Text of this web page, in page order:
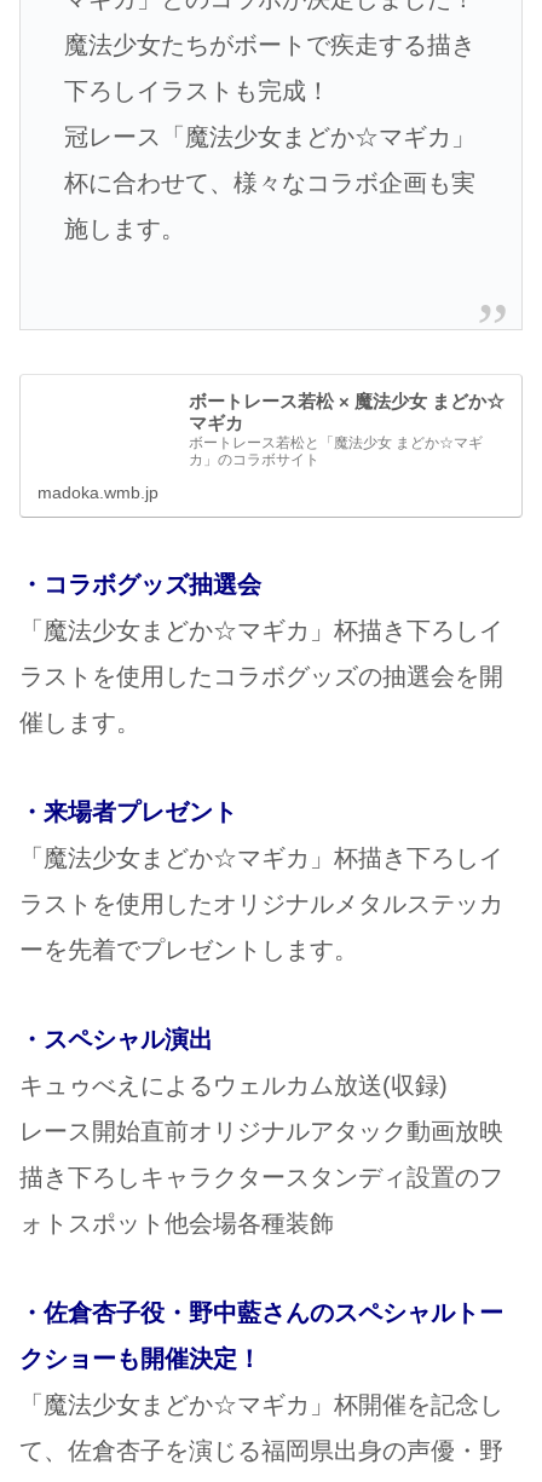
魔法少女たちがボートで疾走する描き
下ろしイラストも完成！
冠レース「魔法少女まどか☆マギカ」
杯に合わせて、様々なコラボ企画も実
施します。
ボートレース若松 × 魔法少女 まどか☆
マギカ
ボートレース若松と「魔法少女 まどか☆マギ
カ」のコラボサイト
madoka.wmb.jp
・コラボグッズ抽選会
「魔法少女まどか☆マギカ」杯描き下ろしイ
ラストを使用したコラボグッズの抽選会を開
催します。
・来場者プレゼント
「魔法少女まどか☆マギカ」杯描き下ろしイ
ラストを使用したオリジナルメタルステッカ
ーを先着でプレゼントします。
・スペシャル演出
キュゥべえによるウェルカム放送(収録)
レース開始直前オリジナルアタック動画放映
描き下ろしキャラクタースタンディ設置のフ
ォトスポット他会場各種装飾
・佐倉杏子役・野中藍さんのスペシャルトー
クショーも開催決定！
「魔法少女まどか☆マギカ」杯開催を記念し
て、佐倉杏子を演じる福岡県出身の声優・野